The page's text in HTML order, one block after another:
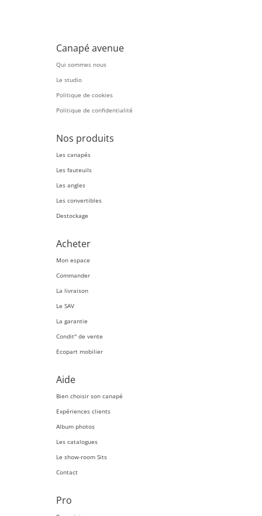
Canapé avenue
Qui sommes nous
Le studio
Politique de cookies
Politique de confidentialité
Nos produits
Les canapés
Les fauteuils
Les angles
Les convertibles
Destockage
Acheter
Mon espace
Commander
La livraison
Le SAV
La garantie
Condit° de vente
Ecopart mobilier
Aide
Bien choisir son canapé
Expériences clients
Album photos
Les catalogues
Le show-room Sits
Contact
Pro